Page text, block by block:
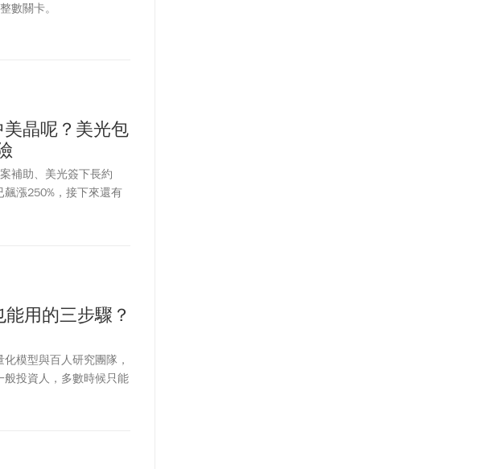
數關卡。
晶呢？美光包
補助、美光簽下長約
漲250%，接下來還有
圓市場高度寡占，前五
晶圓現貨價才剛開始上
前，整體矽晶圓族群景
下，持有環球晶逾四成
避免重押單一景氣循環
用的三步驟？
模型與百人研究團隊，
投資人，多數時候只能
」。這些片段且未經驗
的衝動代價。